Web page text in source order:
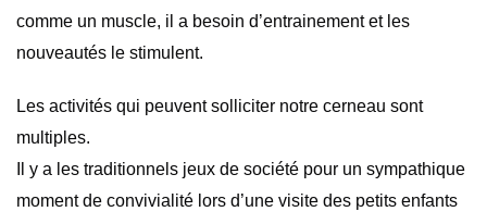
comme un muscle, il a besoin d’entrainement et les
nouveautés le stimulent.
Les activités qui peuvent solliciter notre cerneau sont
multiples.
Il y a les traditionnels jeux de société pour un sympathique
moment de convivialité lors d’une visite des petits enfants